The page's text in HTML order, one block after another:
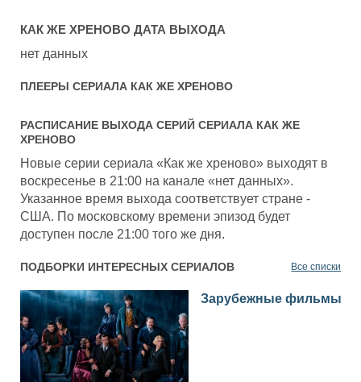
КАК ЖЕ ХРЕНОВО ДАТА ВЫХОДА
нет данных
ПЛЕЕРЫ СЕРИАЛА КАК ЖЕ ХРЕНОВО
РАСПИСАНИЕ ВЫХОДА СЕРИЙ СЕРИАЛА КАК ЖЕ
ХРЕНОВО
Новые серии сериала «Как же хреново» выходят в
воскресенье в 21:00 на канале «нет данных».
Указанное время выхода соответствует стране -
США. По московскому времени эпизод будет
доступен после 21:00 того же дня.
ПОДБОРКИ ИНТЕРЕСНЫХ СЕРИАЛОВ Все списки
Зарубежные фильмы